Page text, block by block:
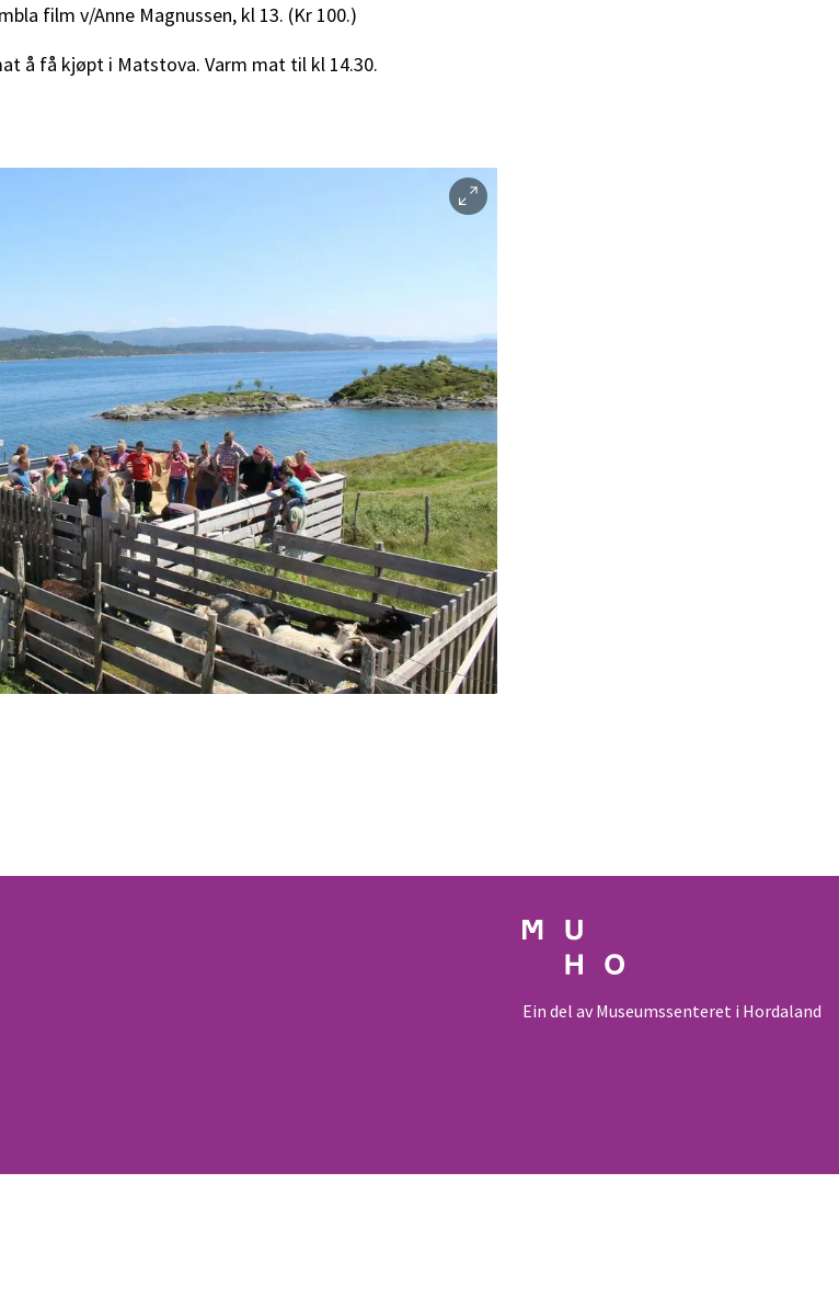
film v/Anne Magnussen, kl 13. (Kr 100.)
å få kjøpt i Matstova. Varm mat til kl 14.30.
Ein del av Museumssenteret i Hordaland